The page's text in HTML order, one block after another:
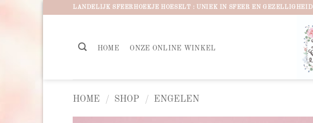
LANDELIJK SFEERHOEKJE HOESELT : UNIEK IN SFEER EN GEZELLIGHEID
HOME ONZE ONLINE WINKEL
HOME / SHOP / ENGELEN